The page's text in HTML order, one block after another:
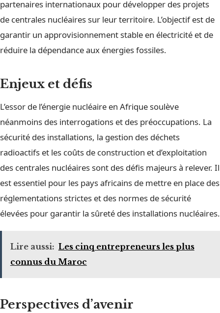
partenaires internationaux pour développer des projets
de centrales nucléaires sur leur territoire. L’objectif est de
garantir un approvisionnement stable en électricité et de
réduire la dépendance aux énergies fossiles.
Enjeux et défis
L’essor de l’énergie nucléaire en Afrique soulève
néanmoins des interrogations et des préoccupations. La
sécurité des installations, la gestion des déchets
radioactifs et les coûts de construction et d’exploitation
des centrales nucléaires sont des défis majeurs à relever. Il
est essentiel pour les pays africains de mettre en place des
réglementations strictes et des normes de sécurité
élevées pour garantir la sûreté des installations nucléaires.
Lire aussi: Les cinq entrepreneurs les plus
connus du Maroc
Perspectives d’avenir